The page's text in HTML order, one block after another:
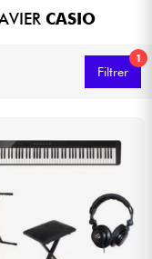
CASIO
1
Filtrer